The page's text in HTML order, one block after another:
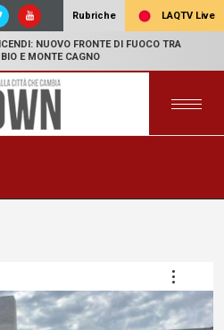
Rubriche LAQTV Live
NUOVO FRONTE DI FUOCO TRA
E MONTE CAGNO